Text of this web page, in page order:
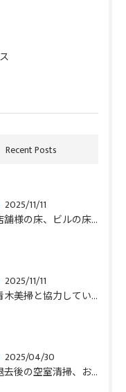
Recent Posts
2025/11/11
店舗様の床、ビルの床、マンションの床、定期清掃 青木美掃が対応します！
2025/11/11
青木美掃と協力しています！ 弊社協力会社 ビルメンテナンスなど
2025/04/30
退去後の空室清掃、お任せください！